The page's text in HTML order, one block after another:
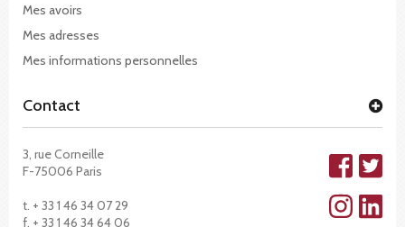
Mes avoirs
Mes adresses
Mes informations personnelles
Contact
3, rue Corneille
F-75006 Paris
t. + 33 1 46 34 07 29
f. + 33 1 46 34 64 06